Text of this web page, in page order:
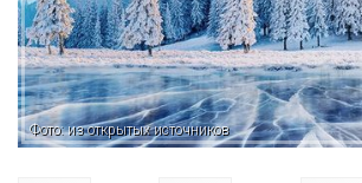
Фото: из открытых источников